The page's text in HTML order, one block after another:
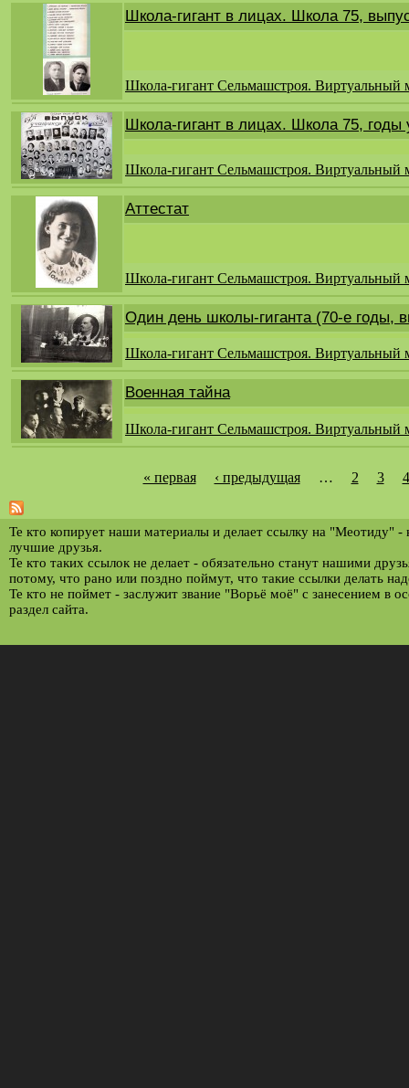
Школа-гигант в лицах. Школа 75,
Школа-гигант Сельмашстроя. Виртуальный
Школа-гигант в лицах. Школа 75, годы
Школа-гигант Сельмашстроя. Виртуальный
Аттестат
Школа-гигант Сельмашстроя. Виртуальный
Один день школы-гиганта (70-е годы,
Школа-гигант Сельмашстроя. Виртуальный
Военная тайна
Школа-гигант Сельмашстроя. Виртуальный
т
р
а
н
и
« первая ‹ предыдущая … 2 3 4
Те кто копирует наши материалы и делает ссылку на "Меотиду" -
лучшие друзья.
Те кто таких ссылок не делает - обязательно станут нашими
потому, что рано или поздно поймут, что такие ссылки делать
Те кто не поймет - заслужит звание "Ворьё моё" с занесением в
раздел сайта.